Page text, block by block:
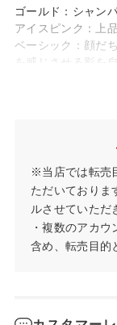
ゴールド：シャン
アイスピンク：上
ベーシック：顔だ
を感じさせる影を
※当店では転売
ただいておりま
ルさせていただ
・複数のアカ
含め、転売目的